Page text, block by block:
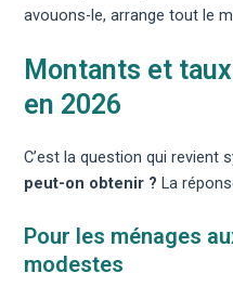
avouons-le, arrange tout le
Montants et
en 2026
C’est la question qui revient
peut-on obtenir ? La
Pour les ménages
modestes